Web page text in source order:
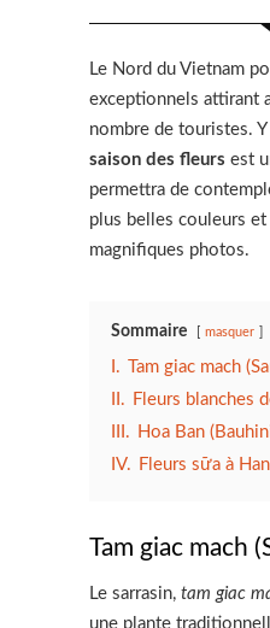
Le Nord du Vietnam
exceptionnels attirant
nombre de touristes.
saison des fleurs est
permettra de
plus belles couleurs et
magnifiques photos.
Sommaire masquer
I.
Tam giac mach
II. Fleurs blanches
III. Hoa Ban
IV. Fleurs sữa à
Tam giac mach
Le sarrasin, tam giac
une plante